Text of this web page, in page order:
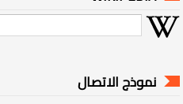
نموذج الاتصال